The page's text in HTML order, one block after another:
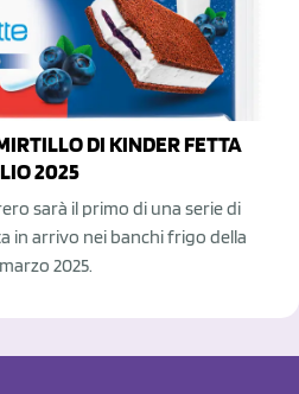
DI KINDER FETTA
2025
sarà il primo di una serie di
in arrivo nei banchi frigo della
2025.